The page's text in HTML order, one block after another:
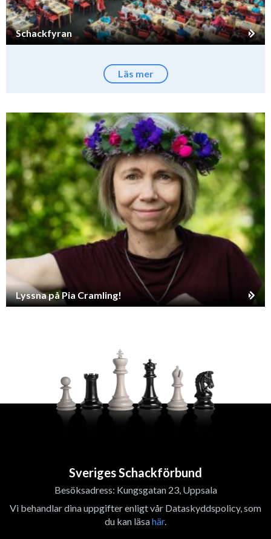
Schackfyran
Läs mer
Lyssna på Pia Cramling!
Sveriges Schackförbund
Besöksadress: Kungsgatan 23, Uppsala
Vi behandlar dina uppgifter enligt vår Dataskyddspolicy, som
du kan läsahär.